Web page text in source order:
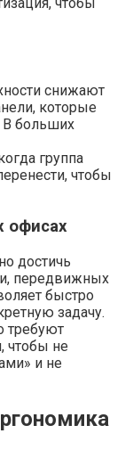
чтобы
снижают
которые
В больших
группа
чтобы
офисах
достичь
передвижных
быстро
задачу.
требуют
чтобы не
и не